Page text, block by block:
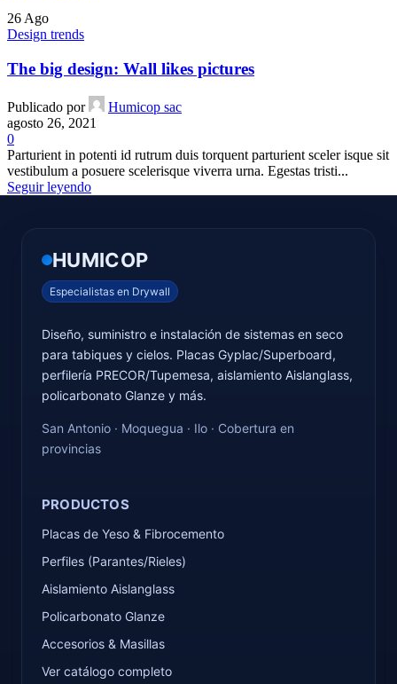
26 Ago
Design trends
The big design: Wall likes pictures
Publicado por
Humicop sac
agosto 26, 2021
0
Parturient in potenti id rutrum duis torquent parturient sceler isque sit
vestibulum a posuere scelerisque viverra urna. Egestas tristi...
Seguir leyendo
HUMICOP
Especialistas en Drywall
Diseño, suministro e instalación de sistemas en seco
para tabiques y cielos. Placas Gyplac/Superboard,
perfilería PRECOR/Tupemesa, aislamiento Aislanglass,
policarbonato Glanze y más.
San Antonio · Moquegua · Ilo · Cobertura en
provincias
PRODUCTOS
Placas de Yeso & Fibrocemento
Perfiles (Parantes/Rieles)
Aislamiento Aislanglass
Policarbonato Glanze
Accesorios & Masillas
Ver catálogo completo